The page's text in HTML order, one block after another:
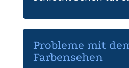
Probleme mit
Farbensehen